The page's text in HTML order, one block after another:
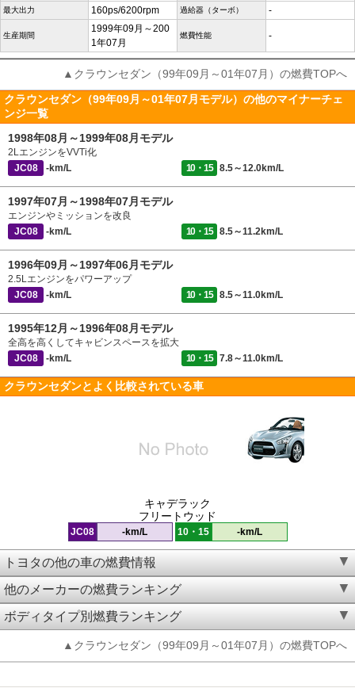
最大出力 160ps/6200rpm 過給器（ターボ） -
生産期間
1999年09月～200
1年07月
燃費性能 -
▲クラウンセダン（99年09月～01年07月）の燃費TOPへ
クラウンセダン（99年09月～01年07月モデル）の他のマイナーチェ
ンジ一覧
1998年08月～1999年08月モデル
2LエンジンをVVTi化
JC08
-km/L 10・15 8.5～12.0km/L
1997年07月～1998年07月モデル
エンジンやミッションを改良
JC08
-km/L 10・15 8.5～11.2km/L
1996年09月～1997年06月モデル
2.5Lエンジンをパワーアップ
JC08
-km/L 10・15 8.5～11.0km/L
1995年12月～1996年08月モデル
全高を高くしてキャビンスペースを拡大
JC08
-km/L 10・15 7.8～11.0km/L
クラウンセダンとよく比較されている車
キャデラック
フリートウッド
JC08 -km/L 10・15 -km/L
トヨタの他の車の燃費情報
他のメーカーの燃費ランキング
ボディタイプ別燃費ランキング
▲クラウンセダン（99年09月～01年07月）の燃費TOPへ